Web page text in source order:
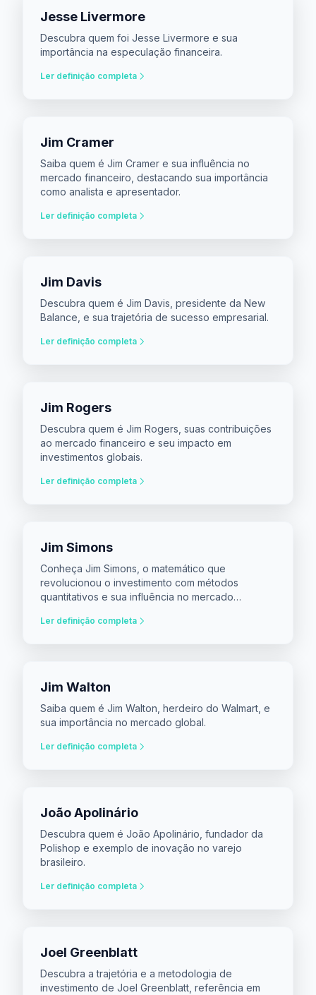
Jesse Livermore
Descubra quem foi Jesse Livermore e sua
importância na especulação financeira.
Ler definição completa
Jim Cramer
Saiba quem é Jim Cramer e sua influência no
mercado financeiro, destacando sua importância
como analista e apresentador.
Ler definição completa
Jim Davis
Descubra quem é Jim Davis, presidente da New
Balance, e sua trajetória de sucesso empresarial.
Ler definição completa
Jim Rogers
Descubra quem é Jim Rogers, suas contribuições
ao mercado financeiro e seu impacto em
investimentos globais.
Ler definição completa
Jim Simons
Conheça Jim Simons, o matemático que
revolucionou o investimento com métodos
quantitativos e sua influência no mercado
Ler definição completa
Jim Walton
Saiba quem é Jim Walton, herdeiro do Walmart, e
sua importância no mercado global.
Ler definição completa
João Apolinário
Descubra quem é João Apolinário, fundador da
Polishop e exemplo de inovação no varejo
brasileiro.
Ler definição completa
Joel Greenblatt
Descubra a trajetória e a metodologia de
investimento de Joel Greenblatt, referência em